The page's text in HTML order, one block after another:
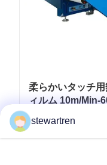
柔らかいタッチ
ィルム 10m/Min-
ケージ用
stewartren